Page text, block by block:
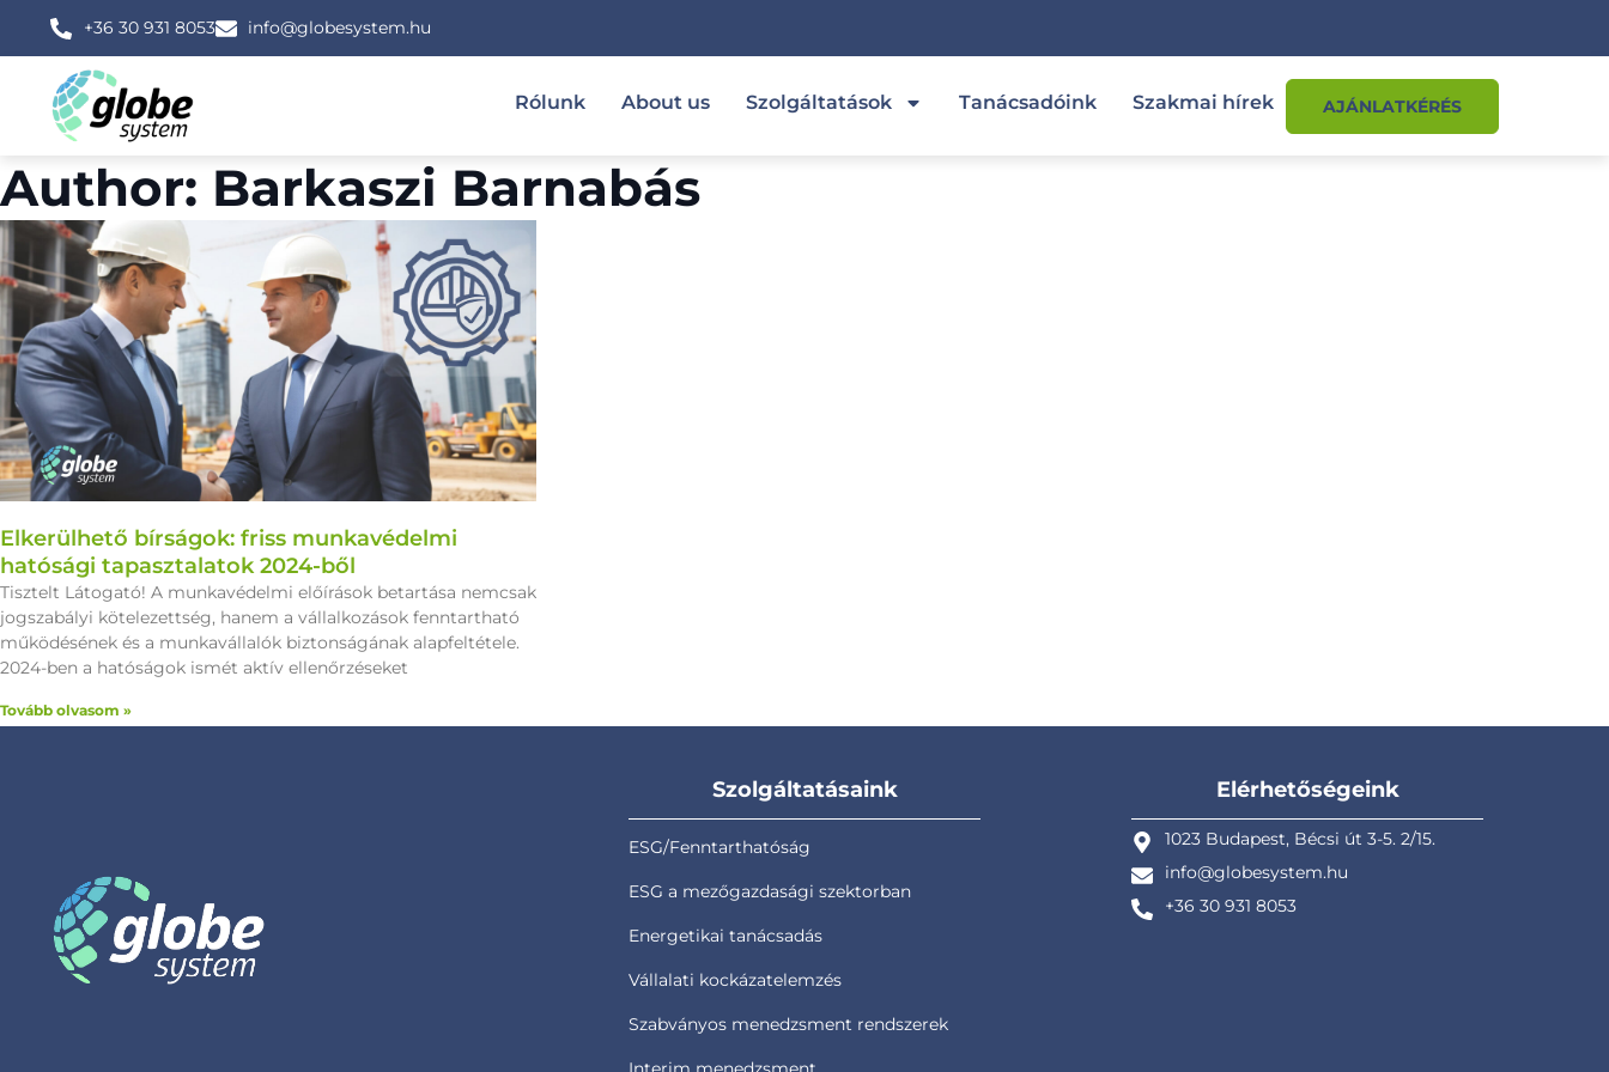
+36 30 931 8053 info@globesystem.hu
Rólunk About us Szolgáltatások Tanácsadóink Szakmai hírek AJÁNLATKÉRÉS
Author: Barkaszi Barnabás
Elkerülhető bírságok: friss munkavédelmi
hatósági tapasztalatok 2024-ből
Tisztelt Látogató! A munkavédelmi előírások betartása nemcsak
jogszabályi kötelezettség, hanem a vállalkozások fenntartható
működésének és a munkavállalók biztonságának alapfeltétele.
2024-ben a hatóságok ismét aktív ellenőrzéseket
Tovább olvasom »
Szolgáltatásaink
ESG/Fenntarthatóság
ESG a mezőgazdasági szektorban
Energetikai tanácsadás
Vállalati kockázatelemzés
Szabványos menedzsment rendszerek
Elérhetőségeink
1023 Budapest, Bécsi út 3-5. 2/15.
info@globesystem.hu
+36 30 931 8053